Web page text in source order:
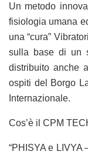
Un metodo
fisiologia umana
una “cura”
sulla base di un
distribuito anche
ospiti del Borgo
Internazionale.
Cos’è il CPM
“PHISYA e LIVYA